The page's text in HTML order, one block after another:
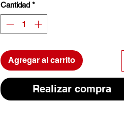
Cantidad *
Agregar al carrito
Realizar compra